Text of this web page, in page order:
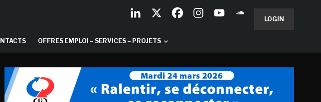
LOGIN
OFFRES EMPLOI – SERVICES – PROJETS